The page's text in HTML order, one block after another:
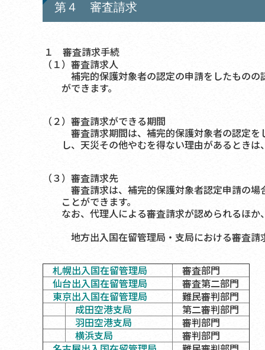
第４ 審査請求
１ 審査請求手続
（１）審査請求人
補完的保護対象者の認定の申請をしたもの
ができます。
（２）審査請求ができる期間
審査請求期間は、補完的保護対象者の認定
し、天災その他やむを得ない理由があるとき
（３）審査請求先
審査請求は、補完的保護対象者認定申請の
ことができます。
なお、代理人による審査請求が認められるほ
地方出入国在留管理局・支局における審査請
札幌出入国在留管理局
審査部門
仙台出入国在留管理局
審査第二部門
東京出入国在留管理局
難民審判部門
成田空港支局
第二審判部門
羽田空港支局
審判部門
横浜支局
審判部門